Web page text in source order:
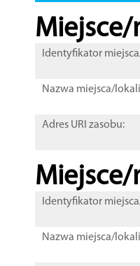
Identyfikator
Nazwa miejsca/
Adres URI zasobu:
Identyfikator
Nazwa miejsca/